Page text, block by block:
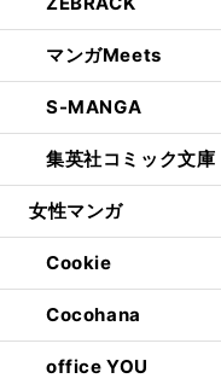
マンガMeets
S-MANGA
集英社コミック文庫
女性マンガ
Cookie
Cocohana
office YOU